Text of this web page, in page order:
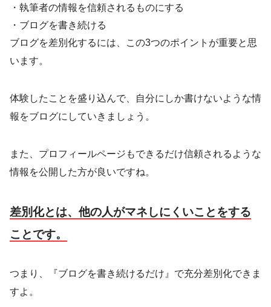
・執筆者の情報を信頼されるものにする
・ブログを書き続ける
ブログを差別化するには、この3つのポイントが重要と思
います。
体験したことを盛り込んで、自分にしか書けないような情
報をブログにしていきましょう。
また、プロフィールページもできるだけ信頼されるような
情報を公開した方が良いですね。
差別化とは、他の人がマネしにくいことをする
ことです。
つまり、『ブログを書き続けるだけ』で充分差別化できま
すよ。